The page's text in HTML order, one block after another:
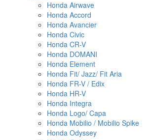
Honda Airwave
Honda Accord
Honda Avancier
Honda Civic
Honda CR-V
Honda DOMANI
Honda Element
Honda Fit/ Jazz/ Fit Aria
Honda FR-V / Edix
Honda HR-V
Honda Integra
Honda Logo/ Capa
Honda Mobilio / Mobilio Spike
Honda Odyssey